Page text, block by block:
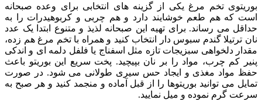
بوریتوی تخم مرغ یکی از گزینه های انتخابی برای وعده صبحانه
است که هم طعم خوشایند دارد و هم چربی و کربوهیدرات را به
حداقل می رساند. برای تهیه این صبحانه لذیذ و متنوع ابتدا یک عدد
نان ترتیلا گندم سبوس دار انتخاب کنید و همراه با تخم مرغ هم زده،
مقدار دلخواهی سبزیجات تازه مثل اسفناج یا فلفل دلمه ای و اندکی
پنیر کم چرب، مواد را بر نان بپیچید. پخت سریع این بوریتو باعث
حفظ مواد مغذی و ایجاد حس سیری طولانی می شود. در صورت
تمایل می توانید بوریتوها را از قبل آماده و منجمد کنید و هر صبح به
سرعت گرم نموده و میل نمایید.